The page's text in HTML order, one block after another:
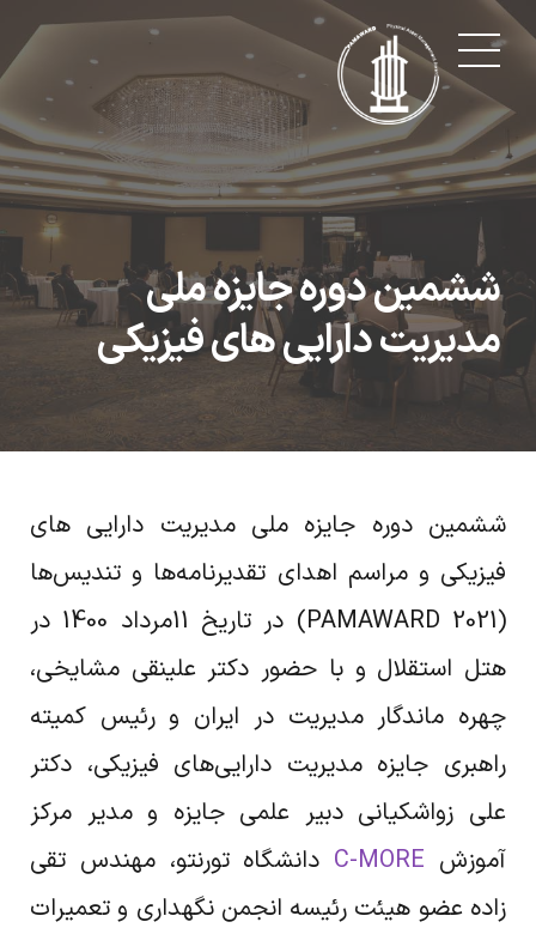
ششمین دوره جایزه ملی
مدیریت دارایی های فیزیکی
ششمین دوره جایزه ملی مدیریت دارایی های
فیزیکی و مراسم اهدای تقدیرنامه‌ها و تندیس‌‌ها
(PAMAWARD 2021) در تاریخ 11مرداد 1400 در
هتل استقلال و با حضور دکتر علینقی مشایخی،
چهره ماندگار مدیریت در ایران و رئیس کمیته
راهبری جایزه مدیریت دارایی‌های فیزیکی، دکتر
علی زواشکیانی دبیر علمی جایزه و مدیر مرکز
آموزش C-MORE دانشگاه تورنتو، مهندس تقی
زاده عضو هیئت رئیسه انجمن نگهداری و تعمیرات